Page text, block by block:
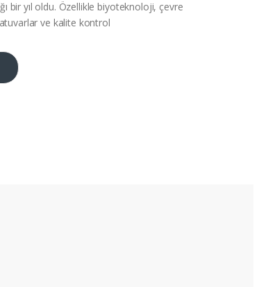
bir yıl oldu. Özellikle biyoteknoloji, çevre
ve kalite kontrol